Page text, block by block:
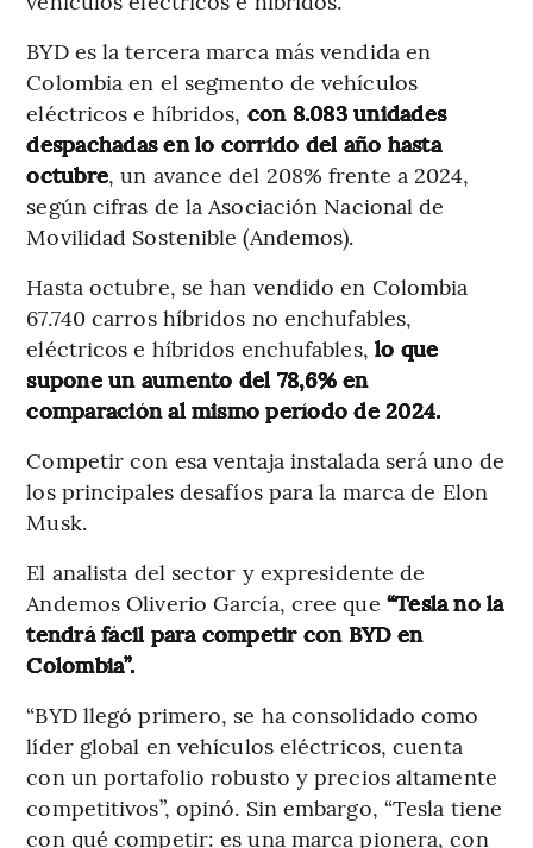
BYD es la tercera marca más vendida en
Colombia en el segmento de vehículos
eléctricos e híbridos, con 8.083 unidades
despachadas en lo corrido del año hasta
octubre, un avance del 208% frente a 2024,
según cifras de la Asociación Nacional de
Movilidad Sostenible (Andemos).
Hasta octubre, se han vendido en Colombia
67.740 carros híbridos no enchufables,
eléctricos e híbridos enchufables, lo que
supone un aumento del 78,6% en
comparación al mismo período de 2024.
Competir con esa ventaja instalada será uno de
los principales desafíos para la marca de Elon
Musk.
El analista del sector y expresidente de
Andemos Oliverio García, cree que “Tesla no la
tendrá fácil para competir con BYD en
Colombia”.
“BYD llegó primero, se ha consolidado como
líder global en vehículos eléctricos, cuenta
con un portafolio robusto y precios altamente
competitivos”, opinó. Sin embargo, “Tesla tiene
con qué competir: es una marca pionera, con